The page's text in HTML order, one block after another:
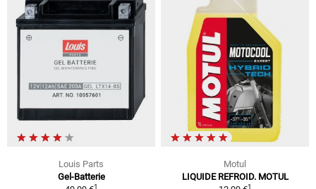
Louis Parts
Gel-Batterie
1
Motul
LIQUIDE REFROID. MOTUL
1